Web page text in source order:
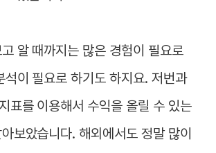
알 때까지는 많은 경험이 필요로
석이 필요로 하기도 하지요. 저번과
표를 이용해서 수익을 올릴 수 있는
보았습니다. 해외에서도 정말 많이